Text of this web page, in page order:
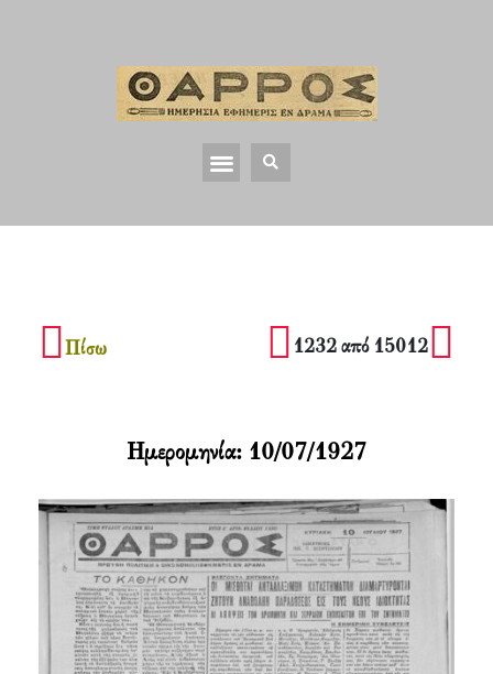
Πίσω 1232 από 15012
Ημερομηνία: 10/07/1927